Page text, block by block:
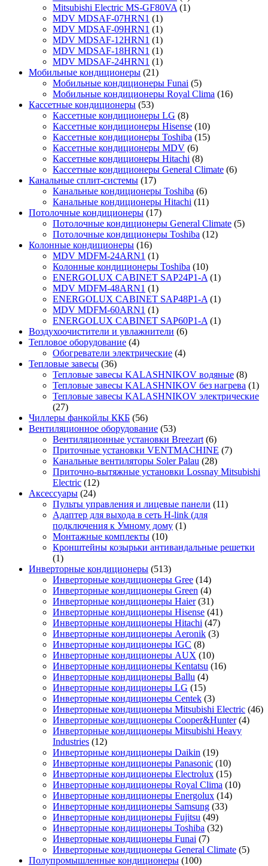
Mitsubishi Electric MS-GF80VA (1)
MDV MDSAF-07HRN1 (1)
MDV MDSAF-09HRN1 (1)
MDV MDSAF-12HRN1 (1)
MDV MDSAF-18HRN1 (1)
MDV MDSAF-24HRN1 (1)
Мобильные кондиционеры (21)
Мобильные кондиционеры Funai (5)
Мобильные кондиционеры Royal Clima (16)
Кассетные кондиционеры (53)
Кассетные кондиционеры LG (8)
Кассетные кондиционеры Hisense (10)
Кассетные кондиционеры Toshiba (15)
Кассетные кондиционеры MDV (6)
Кассетные кондиционеры Hitachi (8)
Кассетные кондиционеры General Climate (6)
Канальные сплит-системы (17)
Канальные кондиционеры Toshiba (6)
Канальные кондиционеры Hitachi (11)
Потолочные кондиционеры (17)
Потолочные кондиционеры General Climate (5)
Потолочные кондиционеры Toshiba (12)
Колонные кондиционеры (16)
MDV MDFM-24ARN1 (1)
Колонные кондиционеры Toshiba (10)
ENERGOLUX CABINET SAP24P1-A (1)
MDV MDFM-48ARN1 (1)
ENERGOLUX CABINET SAP48P1-A (1)
MDV MDFM-60ARN1 (1)
ENERGOLUX CABINET SAP60P1-A (1)
Воздухоочистители и увлажнители (6)
Тепловое оборудование (4)
Обогреватели электрические (4)
Тепловые завесы (36)
Тепловые завесы KALASHNIKOV водяные (8)
Тепловые завесы KALASHNIKOV без нагрева (1)
Тепловые завесы KALASHNIKOV электрические
(27)
Чиллеры фанкойлы ККБ (56)
Вентиляционное оборудование (53)
Вентиляционные установки Breezart (6)
Приточные установки VENTMACHINE (7)
Канальные вентиляторы Soler Palau (28)
Приточно-вытяжные установки Lossnay Mitsubishi
Electric (12)
Аксессуары (24)
Пульты управления и лицевые панели (11)
Адаптер для выхода в сеть H-link (для
подключения к Умному дому (1)
Монтажные комплекты (10)
Кронштейны козырьки антивандальные решетки
(1)
Инверторные кондиционеры (513)
Инверторные кондиционеры Gree (14)
Инверторные кондиционеры Green (4)
Инверторные кондиционеры Haier (31)
Инверторные кондиционеры Hisense (41)
Инверторные кондиционеры Hitachi (47)
Инверторные кондиционеры Aeronik (3)
Инверторные кондиционеры IGC (8)
Инверторные кондиционеры AUX (10)
Инверторные кондиционеры Kentatsu (16)
Инверторные кондиционеры Ballu (4)
Инверторные кондиционеры LG (15)
Инверторные кондиционеры Centek (3)
Инверторные кондиционеры Mitsubishi Electric (46)
Инверторные кондиционеры Cooper&Hunter (4)
Инверторные кондиционеры Mitsubishi Heavy
Industries (12)
Инверторные кондиционеры Daikin (19)
Инверторные кондиционеры Panasonic (10)
Инверторные кондиционеры Electrolux (15)
Инверторные кондиционеры Royal Clima (10)
Инверторные кондиционеры Energolux (14)
Инверторные кондиционеры Samsung (33)
Инверторные кондиционеры Fujitsu (49)
Инверторные кондиционеры Toshiba (32)
Инверторные кондиционеры Funai (7)
Инверторные кондиционеры General Climate (5)
Полупромышленные кондиционеры (100)